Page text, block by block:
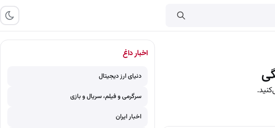
اخبار داغ
دنیای ارز دیجیتال
سرگرمی و فیلم، سریال و بازی
اخبار ایران